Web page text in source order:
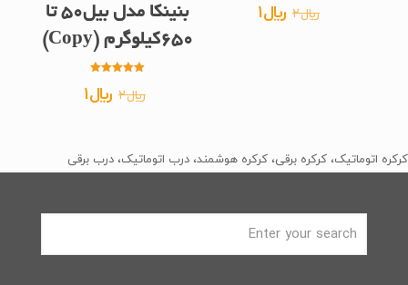
5.00
از 5 ﷼2 قیمت
﷼1
بنینکا مدل بیل50 تا
650کیلوگرم (Copy)
5.00
از 5 ﷼2 قیمت
بود.
﷼1قیمت
است.کرکره اتوماتیک، کرکره برقی، کرکره هوشمند، درب اتوماتیک، درب برقی